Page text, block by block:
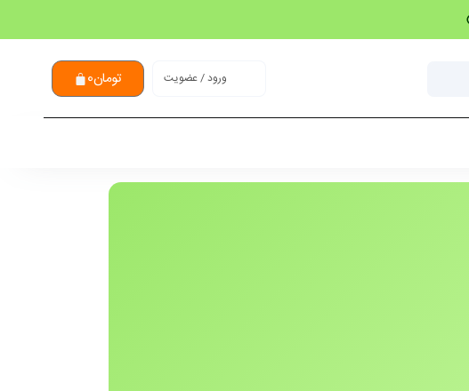
ورود / عضویت تومان0